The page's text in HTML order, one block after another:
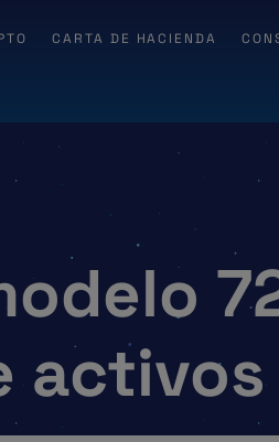
CARTA DE HACIENDA